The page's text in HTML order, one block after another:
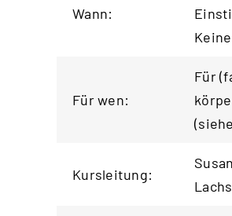
Wann:
Für wen:
Für
(siehe
Kursleitung: